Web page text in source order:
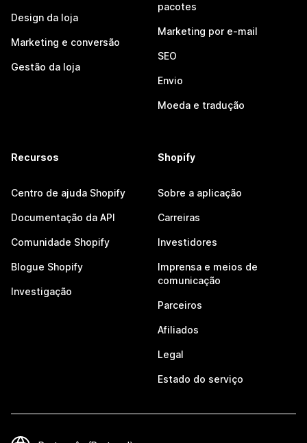
Design da loja
Marketing e conversão
Gestão da loja
pacotes
Marketing por e-mail
SEO
Envio
Moeda e tradução
Recursos
Centro de ajuda Shopify
Documentação da API
Comunidade Shopify
Blogue Shopify
Investigação
Shopify
Sobre a aplicação
Carreiras
Investidores
Imprensa e meios de
comunicação
Parceiros
Afiliados
Legal
Estado do serviço